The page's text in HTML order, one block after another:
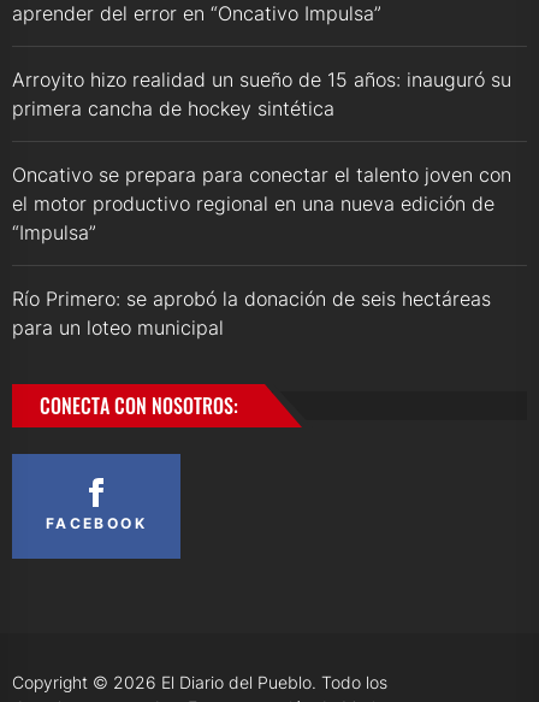
aprender del error en “Oncativo Impulsa”
Arroyito hizo realidad un sueño de 15 años: inauguró su
primera cancha de hockey sintética
Oncativo se prepara para conectar el talento joven con
el motor productivo regional en una nueva edición de
“Impulsa”
Río Primero: se aprobó la donación de seis hectáreas
para un loteo municipal
CONECTA CON NOSOTROS:
FACEBOOK
Copyright © 2026 El Diario del Pueblo. Todo los